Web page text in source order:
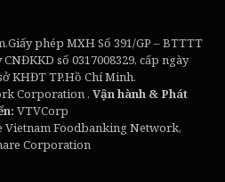
phép MXH Số 391/GP – BTTTT
số 0317008329, cấp ngày
KHĐT TP.Hồ Chí Minh.
Corporation . Vận hành & Phát
VTVCorp
Vietnam Foodbanking Network,
Corporation